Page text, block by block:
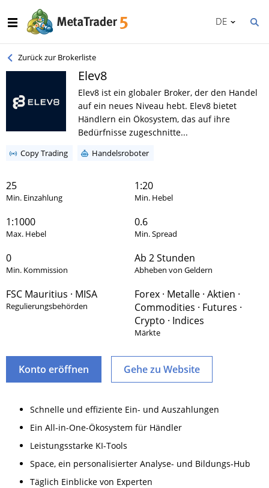
DE
Zurück zur Brokerliste
Elev8
Elev8 ist ein globaler Broker, der den Handel
auf ein neues Niveau hebt. Elev8 bietet
Händlern ein Ökosystem, das auf ihre
Bedürfnisse zugeschnitte...
Copy Trading Handelsroboter
25
Min. Einzahlung
1:20
Min. Hebel
1:1000
Max. Hebel
0.6
Min. Spread
0
Min. Kommission
Ab 2 Stunden
Abheben von Geldern
FSC Mauritius · MISA
Regulierungsbehörden
Forex · Metalle · Aktien ·
Commodities · Futures ·
Crypto · Indices
Märkte
Konto eröffnen Gehe zu Website
Schnelle und effiziente Ein- und Auszahlungen
Ein All-in-One-Ökosystem für Händler
Leistungsstarke KI-Tools
Space, ein personalisierter Analyse- und Bildungs-Hub
Täglich Einblicke von Experten